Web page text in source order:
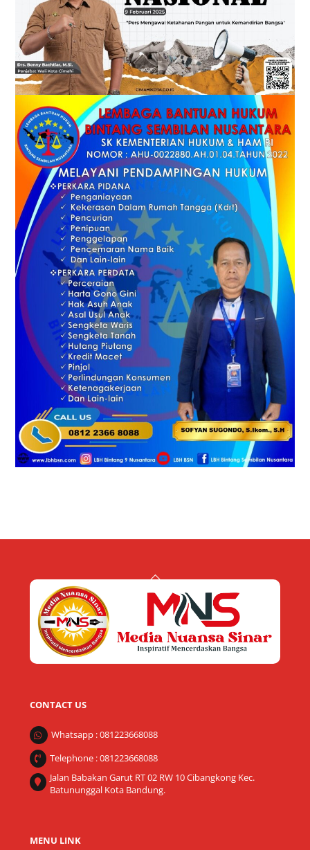
Back
Top
CONTACT US
Whatsapp : 081223668088
Telephone : 081223668088
Jalan Babakan Garut RT 02 RW 10 Cibangkong Kec.
Batununggal Kota Bandung.
MENU LINK